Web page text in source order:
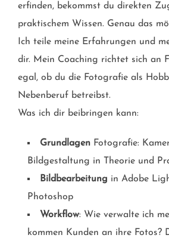
erfinden, bekommst du direkten
praktischem Wissen. Genau das
Ich teile meine Erfahrungen und
dir. Mein Coaching richtet sich an
egal, ob du die Fotografie als
Nebenberuf betreibst.
Was ich dir beibringen kann:
Grundlagen Fotografie:
Bildgestaltung in Theorie und
Bildbearbeitung in Adobe
Photoshop
Workflow: Wie verwalte ich
kommen Kunden an ihre Fotos?